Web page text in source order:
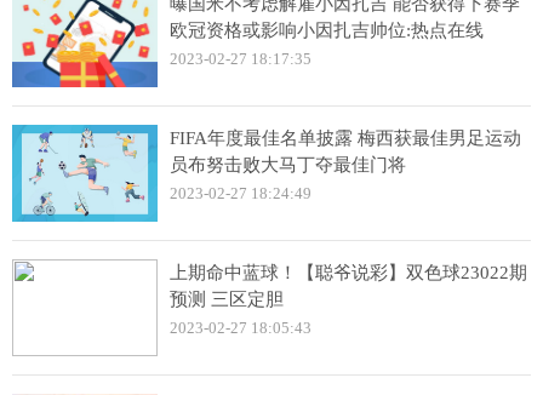
欧冠资格或影响小因扎吉帅位:热点在线
2023-02-27 18:17:35
FIFA年度最佳名单披露 梅西获最佳男足运动
员布努击败大马丁夺最佳门将
2023-02-27 18:24:49
上期命中蓝球！【聪爷说彩】双色球23022期
预测 三区定胆
2023-02-27 18:05:43